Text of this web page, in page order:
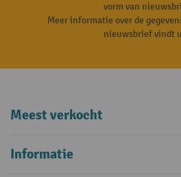
vorm van
Meer informatie over de
nieuwsbrief vindt u
Meest verkocht
Informatie